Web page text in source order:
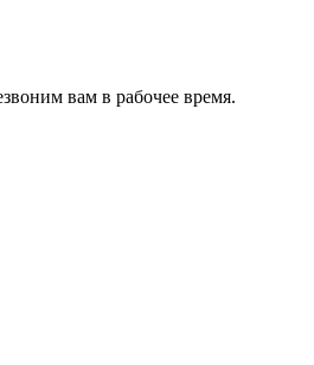
вам в рабочее время.